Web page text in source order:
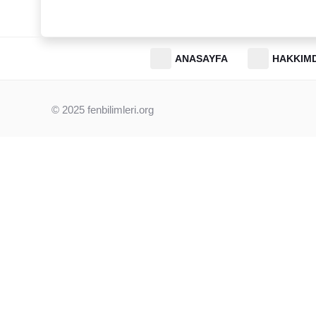
ANASAYFA
© 2025 fenbilimleri.org